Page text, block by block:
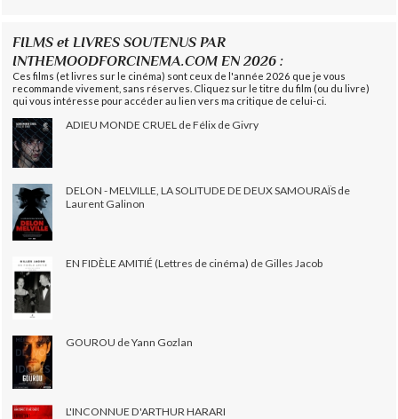
FILMS et LIVRES SOUTENUS PAR
INTHEMOODFORCINEMA.COM EN 2026 :
Ces films (et livres sur le cinéma) sont ceux de l'année 2026 que je vous
recommande vivement, sans réserves. Cliquez sur le titre du film (ou du livre)
qui vous intéresse pour accéder au lien vers ma critique de celui-ci.
ADIEU MONDE CRUEL de Félix de Givry
DELON - MELVILLE, LA SOLITUDE DE DEUX SAMOURAÏS de
Laurent Galinon
EN FIDÈLE AMITIÉ (Lettres de cinéma) de Gilles Jacob
GOUROU de Yann Gozlan
L'INCONNUE D'ARTHUR HARARI